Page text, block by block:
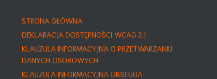
STRONA GŁÓWNA
DEKLARACJA DOSTĘPNOŚCI WCAG 2.1
KLAUZULA INFORMACYJNA O PRZETWARZANIU
DANYCH OSOBOWYCH
KLAUZULA INFORMACYJNA OBSŁUGA